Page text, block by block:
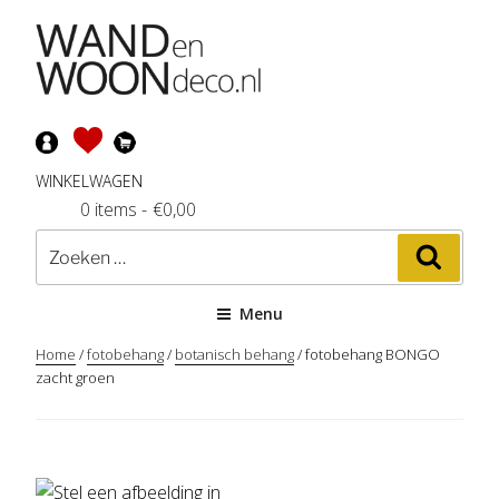
inhoud
WINKELWAGEN
- €0,00
0 items
Zoeken
naar:
Menu
Home /fotobehang/ botanisch behang/ fotobehang BONGO
zacht groen